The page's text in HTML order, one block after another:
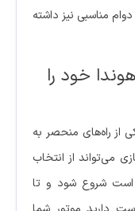
مناسبی نیز داشته
خود را
از راه‌های منحصر به
می‌تواند از انتخاب
شروع شود و تا